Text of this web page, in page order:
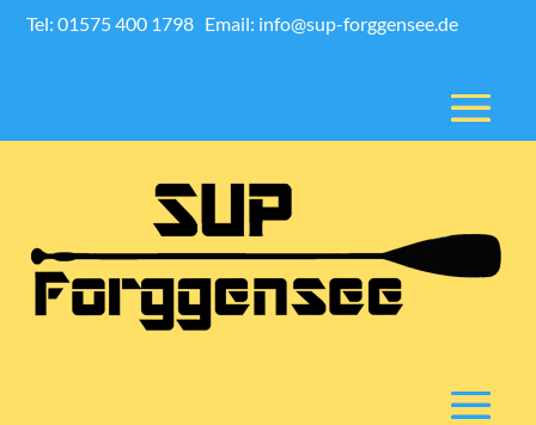
Tel: 01575 400 1798 Email: info@sup-forggensee.de